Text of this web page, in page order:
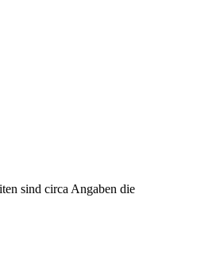
sind circa Angaben die